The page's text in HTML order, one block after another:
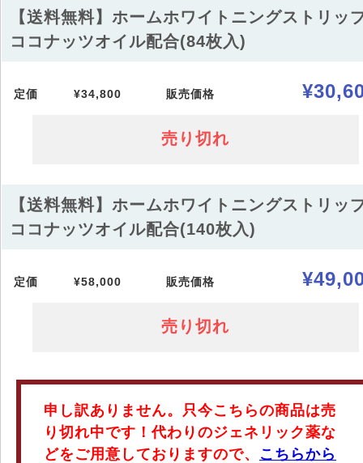
【送料無料】ホームホワイトニングストリッ
ココナッツオイル配合(84枚入)
定価 ¥34,800 販売価格
売り切れ
【送料無料】ホームホワイトニングストリッ
ココナッツオイル配合(140枚入)
定価 ¥58,000 販売価格
売り切れ
申し訳ありません。只今こちらの商品は売
り切れ中です！代わりのジェネリック薬な
どをご用意しておりますので、 こちらから